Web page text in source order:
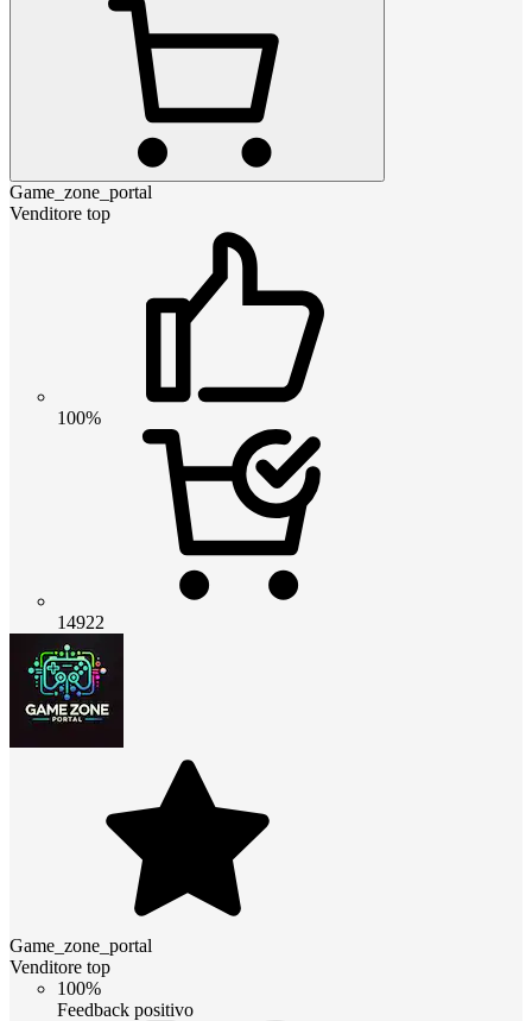
Game_zone_portal
Venditore top
100%
14922
Game_zone_portal
Venditore top
100%
Feedback positivo